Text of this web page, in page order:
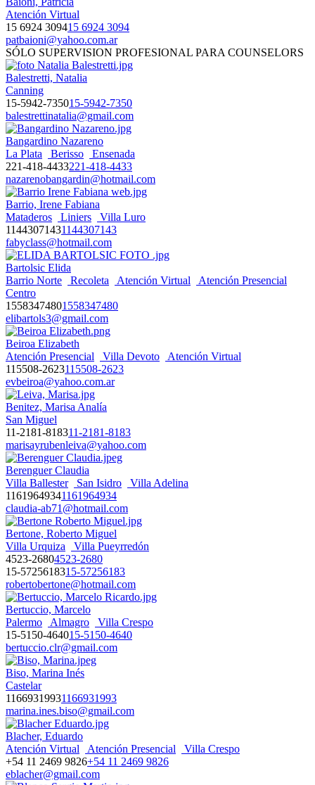
Atención Virtual
15 6924 309415 6924 3094
patbaioni@yahoo.com.ar
SÓLO SUPERVISION PROFESIONAL PARA COUNSELORS
Balestretti, Natalia
Canning
15-5942-735015-5942-7350
balestrettinatalia@gmail.com
Bangardino Nazareno
La Plata
Berisso
Ensenada
221-418-4433221-418-4433
nazarenobangardin@hotmail.com
Barrio, Irene Fabiana
Mataderos
Liniers
Villa Luro
11443071431144307143
fabyclass@hotmail.com
Bartolsic Elida
Barrio Norte
Recoleta Atención Virtual
Atención Presencial
Centro
15583474801558347480
elibartols3@gmail.com
Beiroa Elizabeth
Atención Presencial
Villa Devoto
Atención Virtual
115508-2623115508-2623
evbeiroa@yahoo.com.ar
Benitez, Marisa Analía
San Miguel
11-2181-818311-2181-8183
marisayrubenleiva@yahoo.com
Berenguer Claudia
Villa Ballester
San Isidro
Villa Adelina
11619649341161964934
claudia-ab71@hotmail.com
Bertone, Roberto Miguel
Villa Urquiza
Villa Pueyrredón
4523-26804523-2680
15-5725618315-57256183
robertobertone@hotmail.com
Bertuccio, Marcelo
Palermo
Almagro
Villa Crespo
15-5150-464015-5150-4640
bertuccio.clr@gmail.com
Biso, Marina Inés
Castelar
11669319931166931993
marina.ines.biso@gmail.com
Blacher, Eduardo
Atención Virtual
Atención Presencial
Villa Crespo
+54 11 2469 9826+54 11 2469 9826
eblacher@gmail.com